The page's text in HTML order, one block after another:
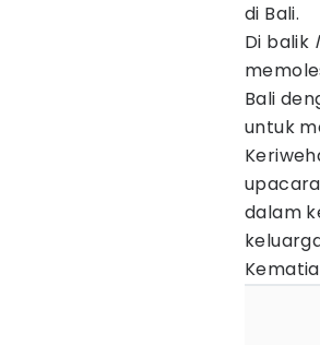
di Bali.
Di balik
Bali
untuk
dalam